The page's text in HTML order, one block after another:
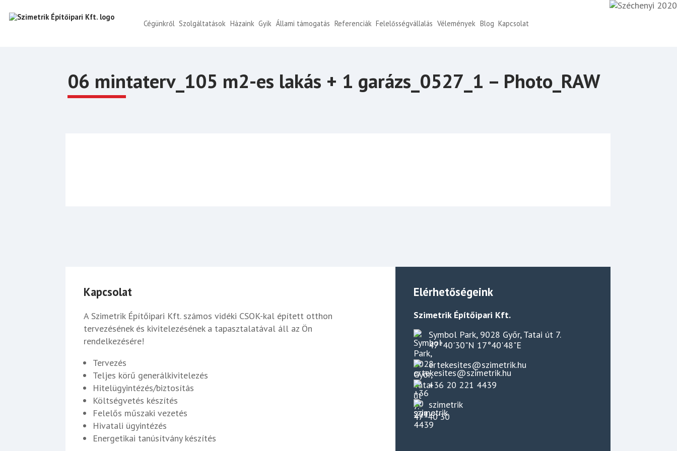
Cégünkről Szolgáltatások Házaink Gyik Állami támogatás Referenciák Felelősségvállalás Vélemények Blog Kapcsolat
06 mintaterv_105 m2-es lakás + 1 garázs_0527_1 – Photo_RAW
Kapcsolat
A Szimetrik Építőipari Kft. számos vidéki CSOK-kal épített otthon
tervezésének és kivitelezésének a tapasztalatával áll az Ön
rendelkezésére!
Tervezés
Teljes körű generálkivitelezés
Hitelügyintézés/biztosítás
Költségvetés készítés
Felelős műszaki vezetés
Hivatali ügyintézés
Energetikai tanúsítvány készítés
Elérhetőségeink
Szimetrik Építőipari Kft.
Symbol Park, 9028 Győr, Tatai út 7.
47°40'30"N 17°40'48"E
ertekesites@szimetrik.hu
+36 20 221 4439
szimetrik